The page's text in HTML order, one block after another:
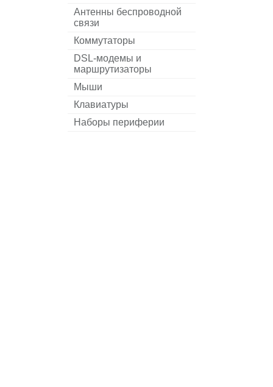
Антенны беспроводной
связи
Коммутаторы
DSL-модемы и
маршрутизаторы
Мыши
Клавиатуры
Наборы периферии